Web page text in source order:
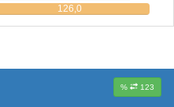
126,0
% 123